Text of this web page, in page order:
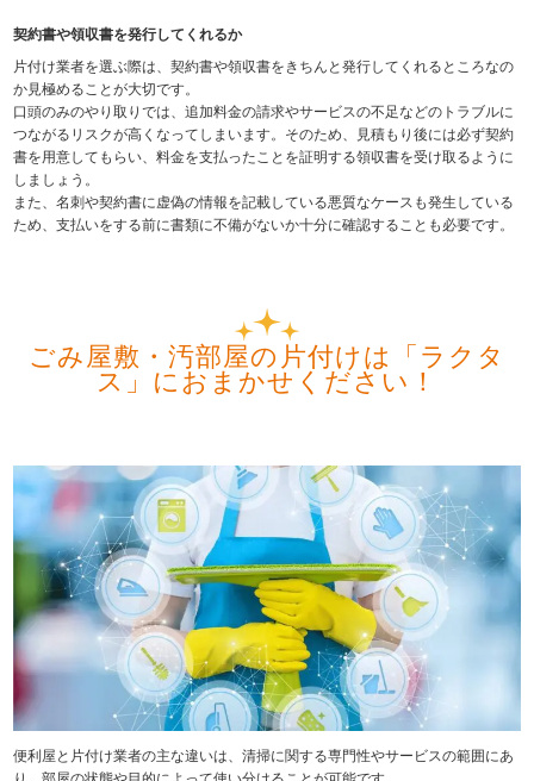
契約書や領収書を発行してくれるか
片付け業者を選ぶ際は、契約書や領収書をきちんと発行してくれるところなの
か見極めることが大切です。
口頭のみのやり取りでは、追加料金の請求やサービスの不足などのトラブルに
つながるリスクが高くなってしまいます。そのため、見積もり後には必ず契約
書を用意してもらい、料金を支払ったことを証明する領収書を受け取るように
しましょう。
また、名刺や契約書に虚偽の情報を記載している悪質なケースも発生している
ため、支払いをする前に書類に不備がないか十分に確認することも必要です。
ごみ屋敷・汚部屋の片付けは「ラクタ
ス」におまかせください！
便利屋と片付け業者の主な違いは、清掃に関する専門性やサービスの範囲にあ